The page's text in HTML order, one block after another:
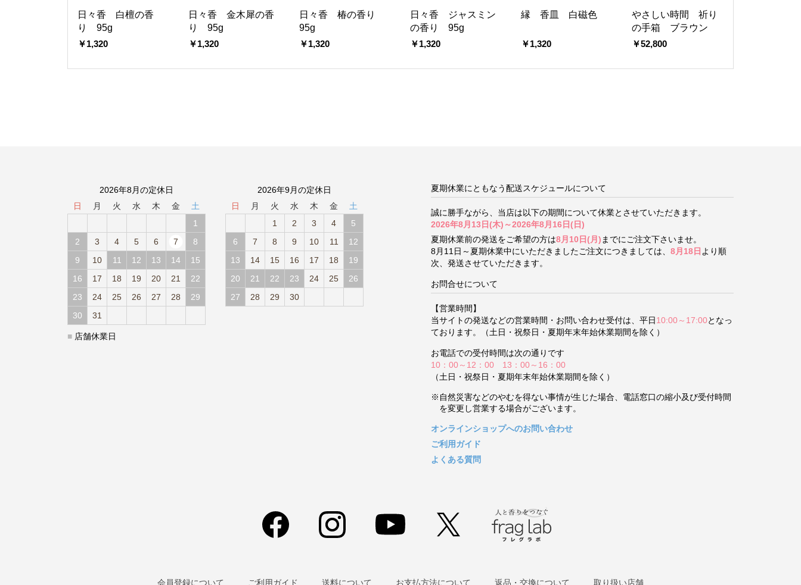
日々香 白檀の香
り 95g
￥1,320
日々香 金木犀の香
り 95g
￥1,320
日々香 椿の香り
95g
￥1,320
日々香 ジャスミン
の香り 95g
￥1,320
縁 香皿 白磁色
￥1,320
やさしい時間 祈り
の手箱 ブラウン
￥52,800
2026年8月の定休日
日
月 火 水 木 金
土
1
2
3 4 5 6 7
8
9
10 11 12 13 14
15
16
17 18 19 20 21
22
23
24 25 26 27 28
29
30
31
2026年9月の定休日
日
月 火 水 木 金
土
1
2 3 4
5
6
7 8 9 10 11
12
13
14 15 16 17 18
19
20
21 22 23 24 25
26
27
28 29 30
■ 店舗休業日
夏期休業にともなう配送スケジュールについて
誠に勝手ながら、当店は以下の期間について休業とさせていただきます。
2026年8月13日(木)～2026年8月16日(日)
夏期休業前の発送をご希望の方は8月10日(月)までにご注文下さいませ。
8月11日～夏期休業中にいただきましたご注文につきましては、 8月18日 より順
次、発送させていただきます。
お問合せについて
【営業時間】
当サイトの発送などの営業時間・お問い合わせ受付は、平日10:00～17:00となっ
ております。（土日・祝祭日・夏期年末年始休業期間を除く）
お電話での受付時間は次の通りです
10：00～12：00 13：00～16：00
（土日・祝祭日・夏期年末年始休業期間を除く）
※自然災害などのやむを得ない事情が生じた場合、電話窓口の縮小及び受付時間
を変更し営業する場合がございます。
オンラインショップへのお問い合わせ
ご利用ガイド
よくある質問
会員登録について ご利用ガイド 送料について お支払方法について 返品・交換について 取り扱い店舗